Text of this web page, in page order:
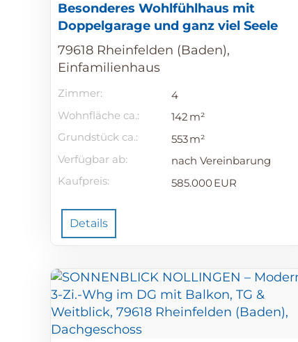
Besonderes Wohlfühlhaus mit
Doppelgarage und ganz viel Seele
79618 Rheinfelden (Baden),
Einfamilienhaus
Zimmer:
4
Wohnfläche ca.:
142 m²
Grund­stück ca.:
553 m²
Verfügbar ab:
nach Vereinbarung
Kaufpreis:
585.000 EUR
Details